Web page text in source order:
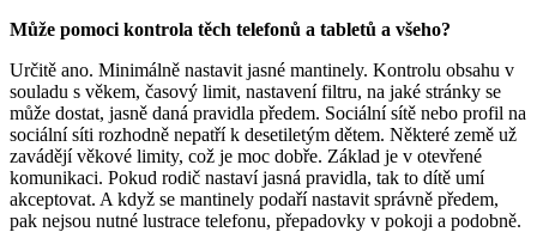
Může pomoci kontrola těch telefonů a tabletů a všeho?
Určitě ano. Minimálně nastavit jasné mantinely. Kontrolu obsahu v
souladu s věkem, časový limit, nastavení filtru, na jaké stránky se
může dostat, jasně daná pravidla předem. Sociální sítě nebo profil na
sociální síti rozhodně nepatří k desetiletým dětem. Některé země už
zavádějí věkové limity, což je moc dobře. Základ je v otevřené
komunikaci. Pokud rodič nastaví jasná pravidla, tak to dítě umí
akceptovat. A když se mantinely podaří nastavit správně předem,
pak nejsou nutné lustrace telefonu, přepadovky v pokoji a podobně.